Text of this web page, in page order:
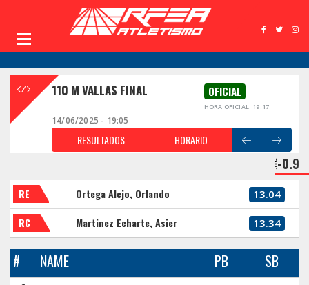
110 M VALLAS FINAL OFICIAL
HORA OFICIAL: 19:17
14/06/2025 - 19:05
RESULTADOS HORARIO
-0.9
RE Ortega Alejo, Orlando 13.04
RC Martinez Echarte, Asier 13.34
# NAME PB SB